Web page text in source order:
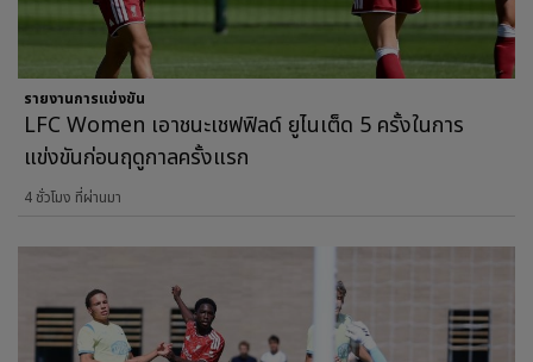
รายงานการแข่งขัน
LFC Women เอาชนะเชฟฟิลด์ ยูไนเต็ด 5 ครั้งในการ
แข่งขันก่อนฤดูกาลครั้งแรก
4 ชั่วโมง ที่ผ่านมา